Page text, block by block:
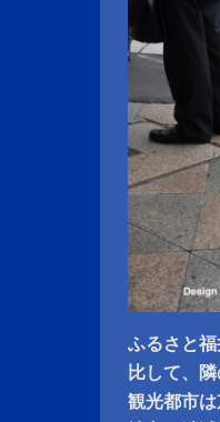
ふるさと
比して、
観光都市